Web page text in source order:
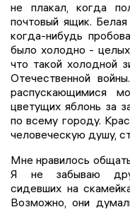
не плакал, когда
почтовый ящик.
когда-нибудь
было холодно -
что такой холодной
Отечественной
распускающимися
цветущих яблонь за
по всему городу.
человеческую душу,
Мне нравилось
Я не забываю
сидевших на
Возможно, они